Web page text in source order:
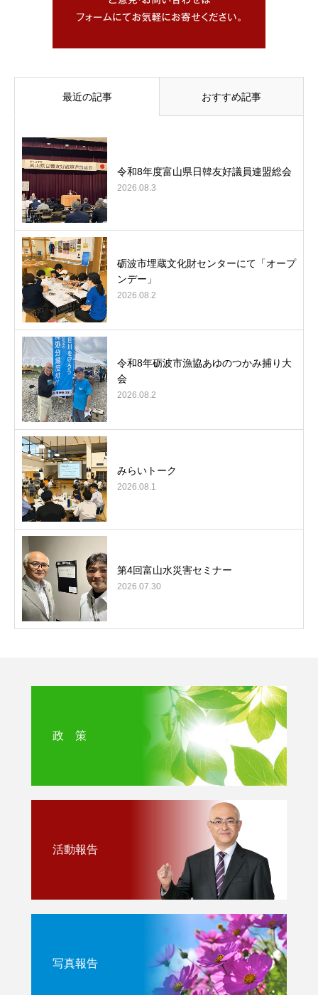
最近の記事 おすすめ記事
令和8年度富山県日韓友好議員連盟総会
2026.08.3
砺波市埋蔵文化財センターにて「オープ
ンデー」
2026.08.2
令和8年砺波市漁協あゆのつかみ捕り大
会
2026.08.2
みらいトーク
2026.08.1
第4回富山水災害セミナー
2026.07.30
政 策
活動報告
写真報告